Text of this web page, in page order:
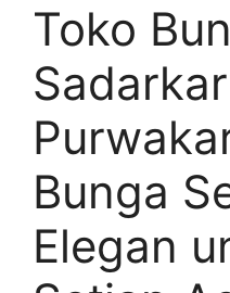
Toko
Bunga
Elegan